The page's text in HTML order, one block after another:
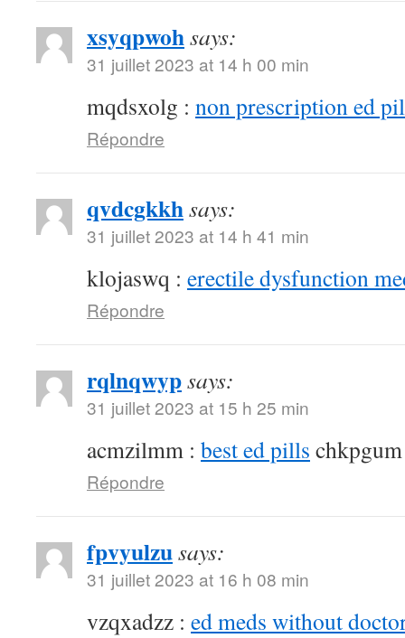
xsyqpwohsays:
31 juillet 2023 at 14 h 00 min
mqdsxolg : non prescription ed
Répondre
qvdcgkkhsays:
31 juillet 2023 at 14 h 41 min
klojaswq : erectile dysfunction
Répondre
rqlnqwypsays:
31 juillet 2023 at 15 h 25 min
acmzilmm : best ed pills chkpgum
Répondre
fpvyulzusays:
31 juillet 2023 at 16 h 08 min
vzqxadzz : ed meds without